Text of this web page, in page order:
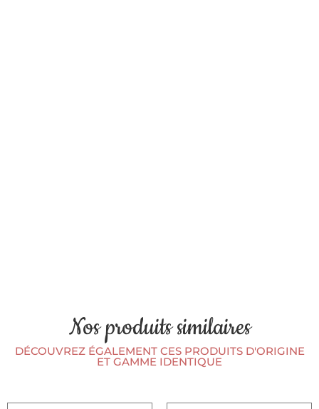
Nos produits similaires
DÉCOUVREZ ÉGALEMENT CES PRODUITS D'ORIGINE
ET GAMME IDENTIQUE